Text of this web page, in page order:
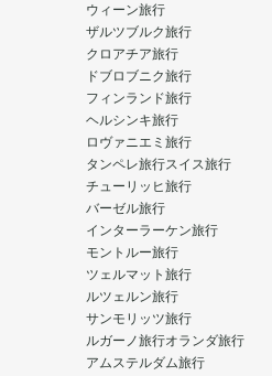
ウィーン旅行
ザルツブルク旅行
クロアチア旅行
ドブロブニク旅行
フィンランド旅行
ヘルシンキ旅行
ロヴァニエミ旅行
タンペレ旅行スイス旅行
チューリッヒ旅行
バーゼル旅行
インターラーケン旅行
モントルー旅行
ツェルマット旅行
ルツェルン旅行
サンモリッツ旅行
ルガーノ旅行オランダ旅行
アムステルダム旅行